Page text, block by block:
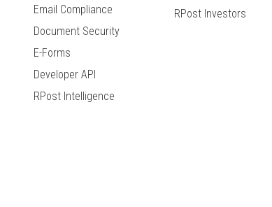
Email Compliance
Document Security
E-Forms
Developer API
RPost Intelligence
RPost Investors